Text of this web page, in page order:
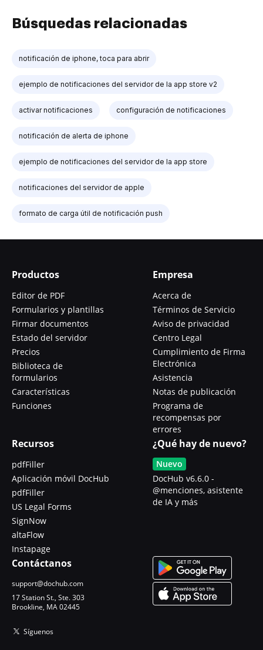
Búsquedas relacionadas
notificación de iphone, toca para abrir
ejemplo de notificaciones del servidor de la app store v2
activar notificaciones configuración de notificaciones
notificación de alerta de iphone
ejemplo de notificaciones del servidor de la app store
notificaciones del servidor de apple
formato de carga útil de notificación push
Productos
Editor de PDF
Formularios y plantillas
Firmar documentos
Estado del servidor
Precios
Biblioteca de
formularios
Características
Funciones
Empresa
Acerca de
Términos de Servicio
Aviso de privacidad
Centro Legal
Cumplimiento de Firma
Electrónica
Asistencia
Notas de publicación
Programa de
recompensas por
errores
Recursos
pdfFiller
Aplicación móvil DocHub
pdfFiller
US Legal Forms
SignNow
altaFlow
Instapage
¿Qué hay de nuevo?
Nuevo
DocHub v6.6.0 -
@menciones, asistente
de IA y más
Contáctanos
support@dochub.com
17 Station St., Ste. 303
Brookline, MA 02445
Síguenos